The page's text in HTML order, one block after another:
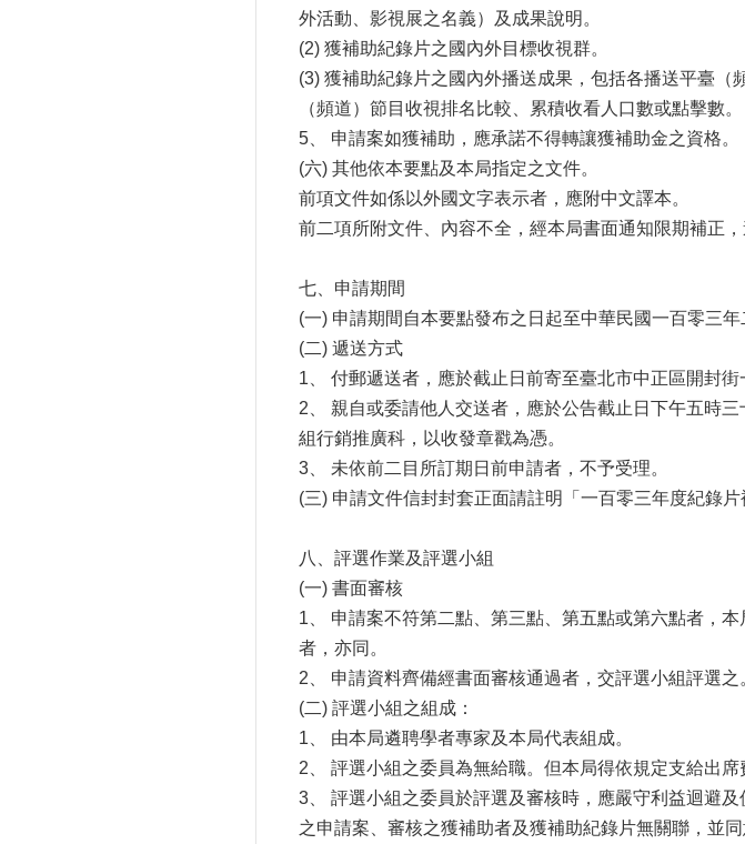
外活動、影視展之名義）及成果說明。
(2) 獲補助紀錄片之國內外目標收視群。
(3) 獲補助紀錄片之國內外播送成果，包括各播送平臺
（頻道）節目收視排名比較、累積收看人口數或點擊數。
5、 申請案如獲補助，應承諾不得轉讓獲補助金之資格。
(六) 其他依本要點及本局指定之文件。
前項文件如係以外國文字表示者，應附中文譯本。
前二項所附文件、內容不全，經本局書面通知限期補正
七、申請期間
(一) 申請期間自本要點發布之日起至中華民國一百零三年
(二) 遞送方式
1、 付郵遞送者，應於截止日前寄至臺北市中正區開封
2、 親自或委請他人交送者，應於公告截止日下午五時
組行銷推廣科，以收發章戳為憑。
3、 未依前二目所訂期日前申請者，不予受理。
(三) 申請文件信封封套正面請註明「一百零三年度紀錄
八、評選作業及評選小組
(一) 書面審核
1、 申請案不符第二點、第三點、第五點或第六點者，
者，亦同。
2、 申請資料齊備經書面審核通過者，交評選小組評選之
(二) 評選小組之組成：
1、 由本局遴聘學者專家及本局代表組成。
2、 評選小組之委員為無給職。但本局得依規定支給出席
3、 評選小組之委員於評選及審核時，應嚴守利益迴避
之申請案、審核之獲補助者及獲補助紀錄片無關聯，並